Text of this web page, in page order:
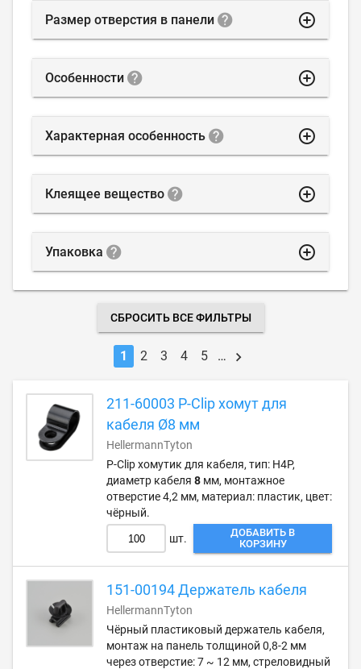
highlight_off
Размер отверстия в панели
highlight_off
Особенности
highlight_off
Характерная особенность
highlight_off
Клеящее вещество
highlight_off
Упаковка
СБРОСИТЬ ВСЕ ФИЛЬТРЫ
1 2 3 4 5 …
211-60003 P-Clip хомут для
кабеля Ø8 мм
HellermannTyton
P-Clip хомутик для кабеля, тип: H4P,
диаметр кабеля 8 мм, монтажное
отверстие 4,2 мм, материал: пластик, цвет:
чёрный.
шт.
ДОБАВИТЬ В
КОРЗИНУ
151-00194 Держатель кабеля
HellermannTyton
Чёрный пластиковый держатель кабеля,
монтаж на панель толщиной 0,8-2 мм
через отверстие: 7 ~ 12 мм, стреловидный